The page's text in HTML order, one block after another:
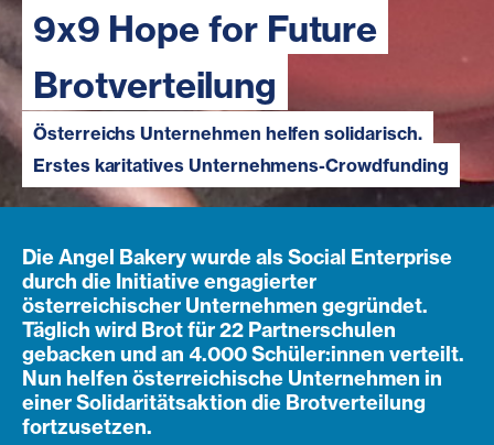
9x9 Hope for Future
Brotverteilung
Österreichs Unternehmen helfen solidarisch.
Erstes karitatives Unternehmens-Crowdfunding
Die Angel Bakery wurde als Social Enterprise
durch die Initiative engagierter
österreichischer Unternehmen gegründet.
Täglich wird Brot für 22 Partnerschulen
gebacken und an 4.000 Schüler:innen verteilt.
Nun helfen österreichische Unternehmen in
einer Solidaritätsaktion die Brotverteilung
fortzusetzen.